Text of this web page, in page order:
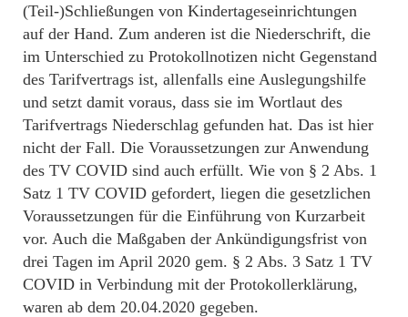
(Teil-)Schließungen von Kindertageseinrichtungen
auf der Hand. Zum anderen ist die Niederschrift, die
im Unterschied zu Protokollnotizen nicht Gegenstand
des Tarifvertrags ist, allenfalls eine Auslegungshilfe
und setzt damit voraus, dass sie im Wortlaut des
Tarifvertrags Niederschlag gefunden hat. Das ist hier
nicht der Fall. Die Voraussetzungen zur Anwendung
des TV COVID sind auch erfüllt. Wie von § 2 Abs. 1
Satz 1 TV COVID gefordert, liegen die gesetzlichen
Voraussetzungen für die Einführung von Kurzarbeit
vor. Auch die Maßgaben der Ankündigungsfrist von
drei Tagen im April 2020 gem. § 2 Abs. 3 Satz 1 TV
COVID in Verbindung mit der Protokollerklärung,
waren ab dem 20.04.2020 gegeben.